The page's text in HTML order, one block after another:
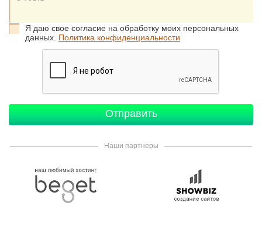
Я даю свое согласие на обработку моих персональных
данных. Политика конфиденциальности
Наши партнеры